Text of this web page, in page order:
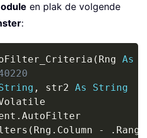
en plak de volgende
:
( Rng As
, str2 As
String
. AutoFilter
( Rng . Column - . Range
Copy